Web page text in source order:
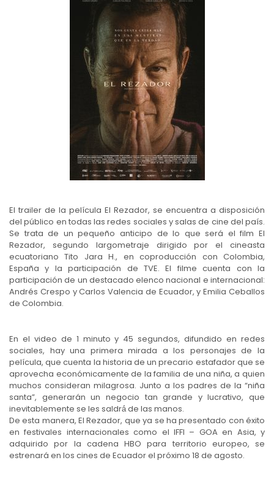
El trailer de la película El Rezador, se encuentra a disposición
del público en todas las redes sociales y salas de cine del país.
Se trata de un pequeño anticipo de lo que será el film El
Rezador, segundo largometraje dirigido por el cineasta
ecuatoriano Tito Jara H., en coproducción con Colombia,
España y la participación de TVE. El filme cuenta con la
participación de un destacado elenco nacional e internacional:
Andrés Crespo y Carlos Valencia de Ecuador, y Emilia Ceballos
de Colombia.
En el video de 1 minuto y 45 segundos, difundido en redes
sociales, hay una primera mirada a los personajes de la
película, que cuenta la historia de un precario estafador que se
aprovecha económicamente de la familia de una niña, a quien
muchos consideran milagrosa. Junto a los padres de la “niña
santa”, generarán un negocio tan grande y lucrativo, que
inevitablemente se les saldrá́ de las manos.
De esta manera, El Rezador, que ya se ha presentado con éxito
en festivales internacionales como el IFFI – GOA en Asia, y
adquirido por la cadena HBO para territorio europeo, se
estrenará en los cines de Ecuador el próximo 18 de agosto.